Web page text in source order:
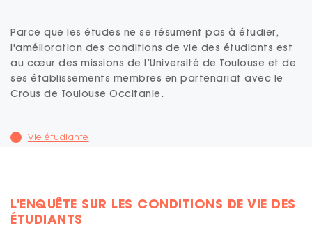
Parce que les études ne se résument pas à étudier,
l'amélioration des conditions de vie des étudiants est
au cœur des missions de l’Université de Toulouse et de
ses établissements membres en partenariat avec le
Crous de Toulouse Occitanie.
Vie étudiante
L'ENQUÊTE SUR LES CONDITIONS DE VIE DES
ÉTUDIANTS